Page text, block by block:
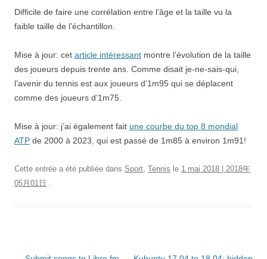
Difficile de faire une corrélation entre l’âge et la taille vu la
faible taille de l’échantillon.
Mise à jour: cet article intéressant montre l’évolution de la taille
des joueurs depuis trente ans. Comme disait je-ne-sais-qui,
l’avenir du tennis est aux joueurs d’1m95 qui se déplacent
comme des joueurs d’1m75.
Mise à jour: j’ai également fait une courbe du top 8 mondial
ATP de 2000 à 2023, qui est passé de 1m85 à environ 1m91!
Cette entrée a été publiée dans Sport Tennis le 1 mai 2018 | 2018年
05月01日